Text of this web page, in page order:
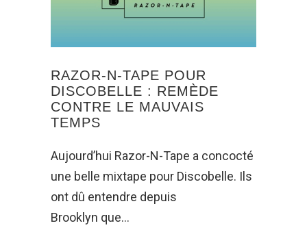
RAZOR-N-TAPE POUR
DISCOBELLE : REMÈDE
CONTRE LE MAUVAIS
TEMPS
Aujourd’hui Razor-N-Tape a concocté
une belle mixtape pour Discobelle. Ils
ont dû entendre depuis
Brooklyn que…